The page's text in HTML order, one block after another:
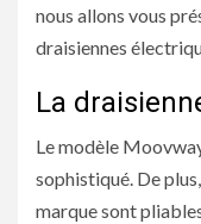
nous allons vous
draisiennes
La
Le modèle
sophistiqué. De
marque sont